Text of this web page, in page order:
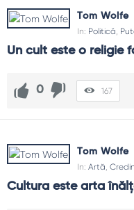
Tom Wolfe
In: Politică,
Un cult este o religie
0 167
Tom Wolfe
In: Artă,
Cultura este arta